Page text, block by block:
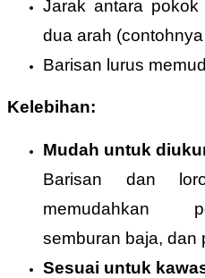
Jarak antara
dua arah
Barisan lurus
Kelebihan:
Mudah untuk
Barisan dan
memudahkan
semburan baja, dan
Sesuai untuk